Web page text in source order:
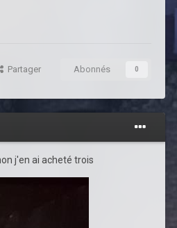
Partager Abonnés 0
j'en ai acheté trois